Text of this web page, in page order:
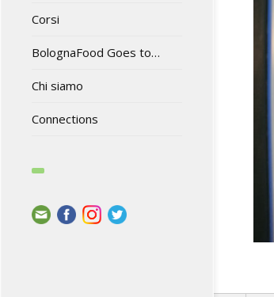
Corsi
BolognaFood Goes to…
Chi siamo
Connections